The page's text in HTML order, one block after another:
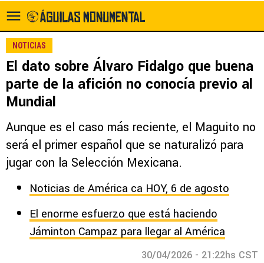
NOTICIAS
El dato sobre Álvaro Fidalgo que buena
parte de la afición no conocía previo al
Mundial
Aunque es el caso más reciente, el Maguito no
será el primer español que se naturalizó para
jugar con la Selección Mexicana.
Noticias de América ca HOY, 6 de agosto
El enorme esfuerzo que está haciendo
Jáminton Campaz para llegar al América
30/04/2026 - 21:22hs CST